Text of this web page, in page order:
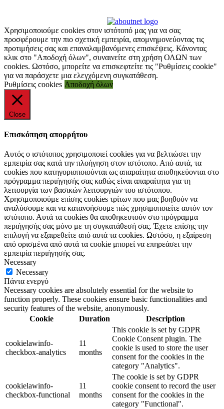
Χρησιμοποιούμε cookies στον ιστότοπό μας για να σας
προσφέρουμε την πιο σχετική εμπειρία, απομνημονεύοντας τις
προτιμήσεις σας και επαναλαμβανόμενες επισκέψεις. Κάνοντας
κλικ στο "Αποδοχή όλων", συναινείτε στη χρήση ΟΛΩΝ των
cookies. Ωστόσο, μπορείτε να επισκεφτείτε τις "Ρυθμίσεις cookie"
για να παράσχετε μια ελεγχόμενη συγκατάθεση.
Ρυθμίσεις cookies Αποδοχή όλων
Close
Επισκόπηση απορρήτου
Αυτός ο ιστότοπος χρησιμοποιεί cookies για να βελτιώσει την
εμπειρία σας κατά την πλοήγηση στον ιστότοπο. Από αυτά, τα
cookies που κατηγοριοποιούνται ως απαραίτητα αποθηκεύονται στο
πρόγραμμα περιήγησής σας καθώς είναι απαραίτητα για τη
λειτουργία των βασικών λειτουργιών του ιστότοπου.
Χρησιμοποιούμε επίσης cookies τρίτων που μας βοηθούν να
αναλύσουμε και να κατανοήσουμε πώς χρησιμοποιείτε αυτόν τον
ιστότοπο. Αυτά τα cookies θα αποθηκευτούν στο πρόγραμμα
περιήγησής σας μόνο με τη συγκατάθεσή σας. Έχετε επίσης την
επιλογή να εξαιρεθείτε από αυτά τα cookies. Ωστόσο, η εξαίρεση
από ορισμένα από αυτά τα cookie μπορεί να επηρεάσει την
εμπειρία περιήγησής σας.
Necessary
Necessary
Πάντα ενεργό
Necessary cookies are absolutely essential for the website to
function properly. These cookies ensure basic functionalities and
security features of the website, anonymously.
Cookie
Duration Description
cookielawinfo-
checkbox-analytics
11
months
This cookie is set by GDPR
Cookie Consent plugin. The
cookie is used to store the user
consent for the cookies in the
category "Analytics".
cookielawinfo-
checkbox-functional
11
months
The cookie is set by GDPR
cookie consent to record the user
consent for the cookies in the
category "Functional".